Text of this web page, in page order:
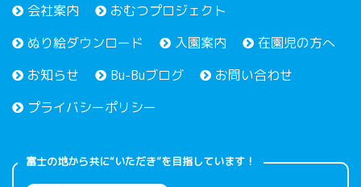
会社案内
おむつプロジェクト
ぬり絵ダウンロード
入園案内
在園児の方へ
お知らせ
Bu-Buブログ
お問い合わせ
プライバシーポリシー
富士の地から共に“いただき”を目指しています！